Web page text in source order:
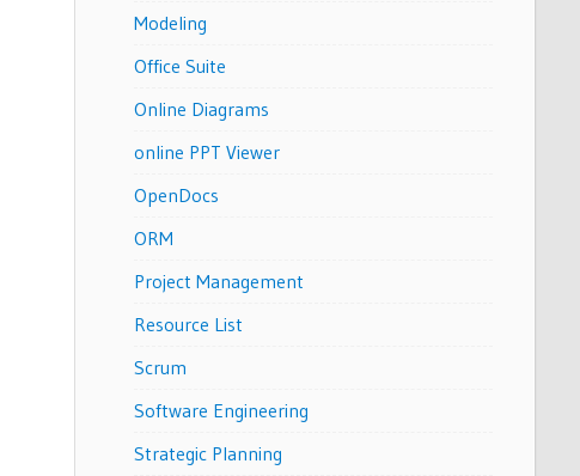
Modeling
Office Suite
Online Diagrams
online PPT Viewer
OpenDocs
ORM
Project Management
Resource List
Scrum
Software Engineering
Strategic Planning